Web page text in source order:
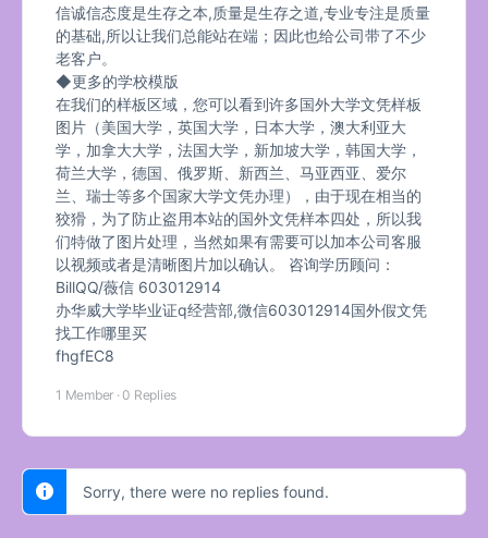
信诚信态度是生存之本,质量是生存之道,专业专注是质量
的基础,所以让我们总能站在端；因此也给公司带了不少
老客户。
◆更多的学校模版
在我们的样板区域，您可以看到许多国外大学文凭样板
图片（美国大学，英国大学，日本大学，澳大利亚大
学，加拿大大学，法国大学，新加坡大学，韩国大学，
荷兰大学，德国、俄罗斯、新西兰、马亚西亚、爱尔
兰、瑞士等多个国家大学文凭办理），由于现在相当的
狡猾，为了防止盗用本站的国外文凭样本四处，所以我
们特做了图片处理，当然如果有需要可以加本公司客服
以视频或者是清晰图片加以确认。 咨询学历顾问：
BillQQ/薇信 603012914
办华威大学毕业证q经营部,微信603012914国外假文凭
找工作哪里买
fhgfEC8
1 Member · 0 Replies
Sorry, there were no replies found.